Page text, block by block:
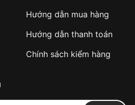
đơn hàng nhanh chóng
trạng hủy đơn không mong
Hướng dẫn mua hàng
Hướng dẫn thanh toán
Chính sách kiểm hàng